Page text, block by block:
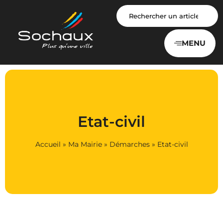
MENU
Etat-civil
Accueil » Ma Mairie» Démarches» Etat-civil
Panneau de gestion des cookies